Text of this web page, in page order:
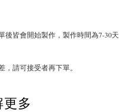
後皆會開始製作，製作時間為7-30天
請可接受者再下單。
更多